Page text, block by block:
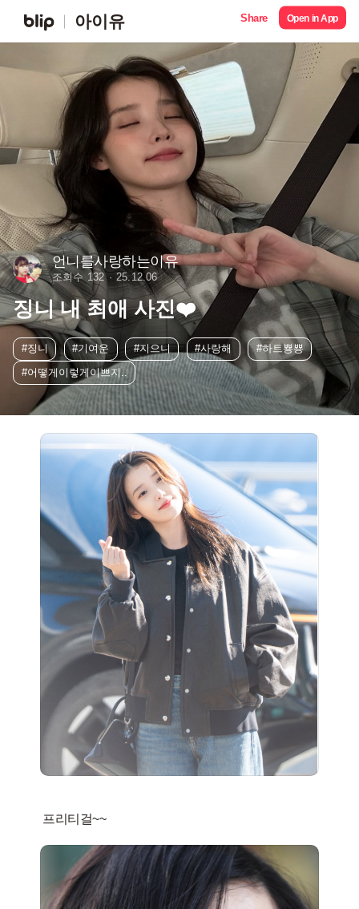
아이유 Share Open in App
언니를사랑하는이유
조회수 132 25.12.06
징니 내 최애 사진❤️
#징니 #기여운 #지으니 #사랑해
#하트뿅뿅
#어떻게이렇게이쁘지..
프리티걸~~